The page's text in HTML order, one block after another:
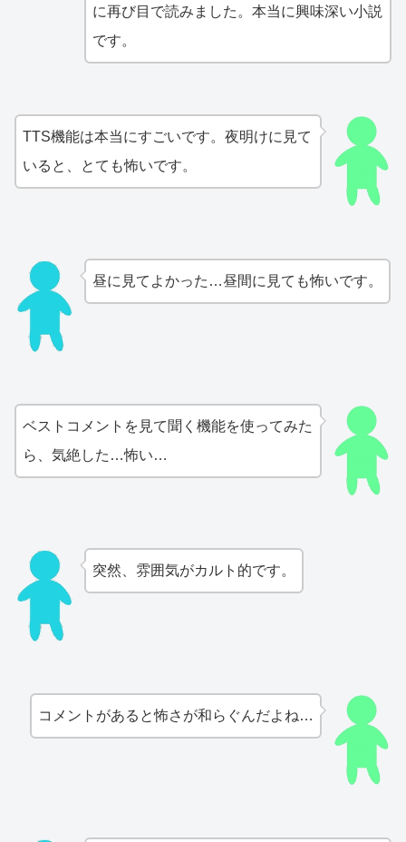
に再び目で読みました。本当に興味深い小説
です。
TTS機能は本当にすごいです。夜明けに見て
いると、とても怖いです。
昼に見てよかった…昼間に見ても怖いです。
ベストコメントを見て聞く機能を使ってみた
ら、気絶した…怖い…
突然、雰囲気がカルト的です。
コメントがあると怖さが和らぐんだよね…